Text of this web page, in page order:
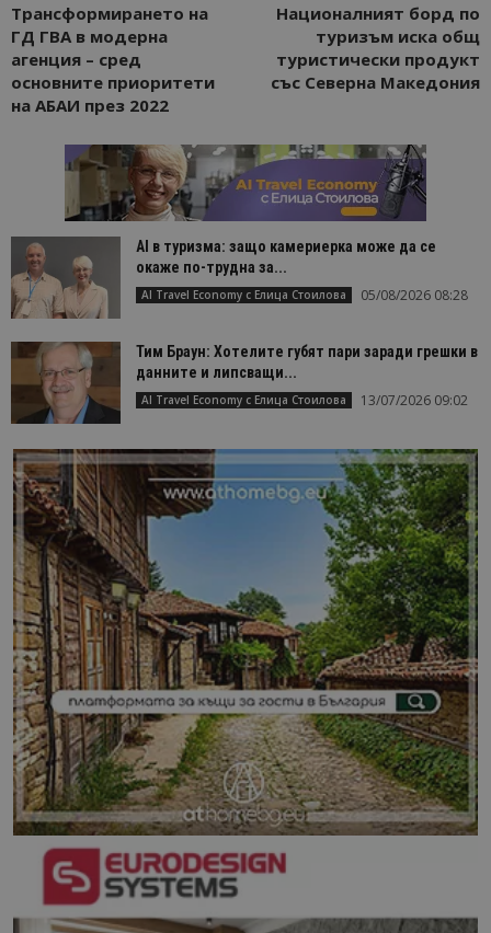
Трансформирането на
ГД ГВА в модерна
агенция – сред
основните приоритети
на АБАИ през 2022
Националният борд по
туризъм иска общ
туристически продукт
със Северна Македония
AI в туризма: защо камериерка може да се
окаже по-трудна за...
AI Travel Economy с Елица Стоилова 05/08/2026 08:28
Тим Браун: Хотелите губят пари заради грешки в
данните и липсващи...
AI Travel Economy с Елица Стоилова 13/07/2026 09:02